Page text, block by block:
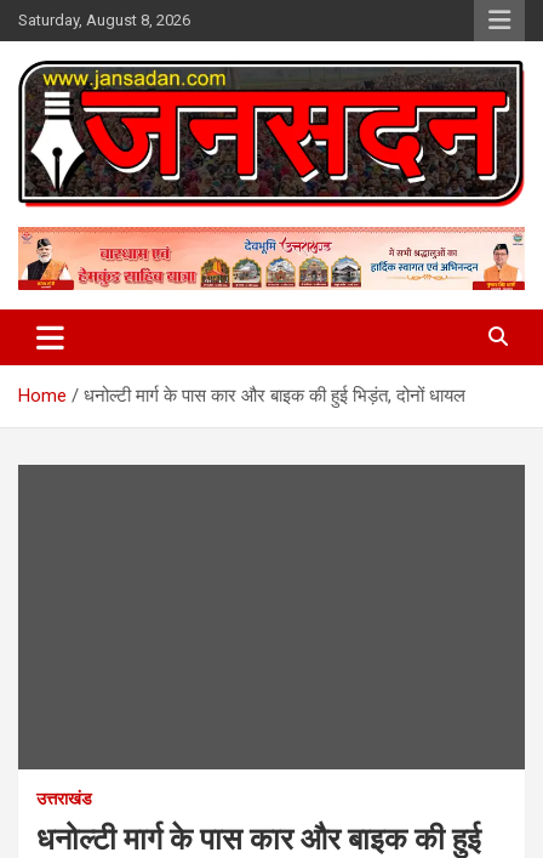
Skip
to
content
Saturday, August 8, 2026
Jan Sadan
Home धनोल्टी मार्ग के पास कार और बाइक की हुई भिड़ंत, दोनों धायल
उत्तराखंड
धनोल्टी मार्ग के पास कार और बाइक की हुई